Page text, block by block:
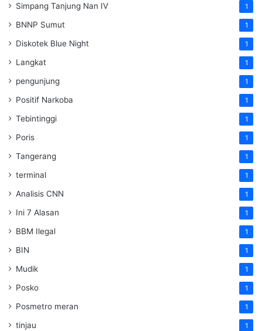
Simpang Tanjung Nan IV 1
BNNP Sumut 1
Diskotek Blue Night 1
Langkat 1
pengunjung 1
Positif Narkoba 1
Tebintinggi 1
Poris 1
Tangerang 1
terminal 1
Analisis CNN 1
Ini 7 Alasan 1
BBM Ilegal 1
BIN 1
Mudik 1
Posko 1
Posmetro meran 1
tinjau 1